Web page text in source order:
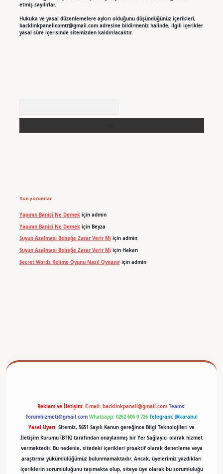
etmiş sayılırlar.
Hukuka ve yasal düzenlemelere aykırı olduğunu düşündüğünüz içerikleri,
backlinkpanelicomtr@gmail.comadresine bildirmeniz halinde, ilgili içerikler
yasal süre içerisinde sitemizden kaldırılacaktır.
Son yorumlar
Yapının Banisi Ne Demekiçin admin
Yapının Banisi Ne Demekiçin Beyza
Suyun Azalması Bebeğe Zarar Verir Miiçin admin
Suyun Azalması Bebeğe Zarar Verir Miiçin Hakan
Secret Words Kelime Oyunu Nasıl Oynanıriçin admin
Reklam ve İletişim: E-mail: backlinkpaneli@gmail.com Teams:
forumhizmeti@gmail.com Whatsapp: 0262 606 0 726 Telegram: @karabul
Yasal Uyarı: Sitemiz, 5651 Sayılı Kanun gereğince Bilgi Teknolojileri ve
İletişim Kurumu (BTK) tarafından onaylanmış bir Yer Sağlayıcı olarak hizmet
vermektedir. Bu nedenle, sitedeki içerikleri proaktif olarak denetleme veya
araştırma yükümlülüğümüz bulunmamaktadır. Ancak, üyelerimiz yazdıkları
içeriklerin sorumluluğunu taşımakta olup, siteye üye olarak bu sorumluluğu